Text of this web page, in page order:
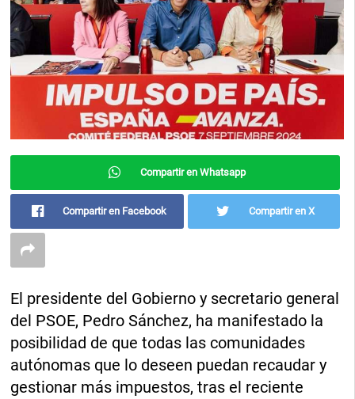
Compartir en Whatsapp
Compartir en Facebook Compartir en X
El presidente del Gobierno y secretario general
del PSOE, Pedro Sánchez, ha manifestado la
posibilidad de que todas las comunidades
autónomas que lo deseen puedan recaudar y
gestionar más impuestos, tras el reciente